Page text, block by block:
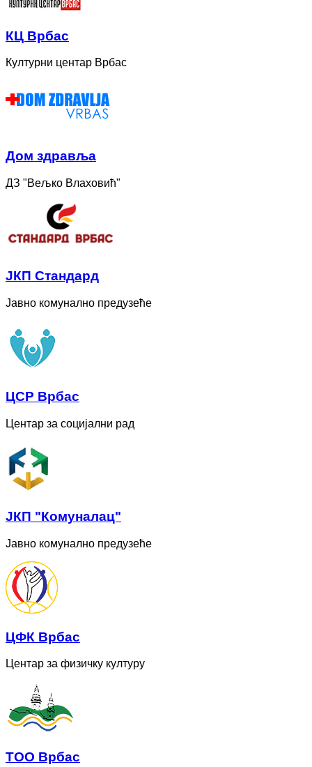
КЦ Врбас
Културни центар Врбас
Дом здравља
ДЗ "Вељко Влаховић"
ЈКП Стандард
Јавно комунално предузеће
ЦСР Врбас
Центар за социјални рад
ЈКП "Комуналац"
Јавно комунално предузеће
ЦФК Врбас
Центар за физичку културу
ТОО Врбас